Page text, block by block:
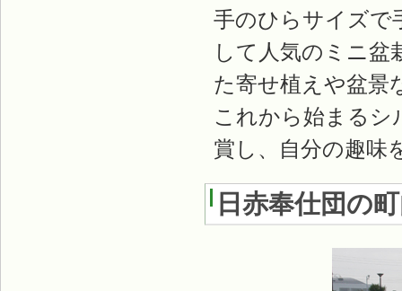
手のひらサイズで
して人気のミニ盆
た寄せ植えや盆景
これから始まるシ
賞し、自分の趣味
日赤奉仕団の